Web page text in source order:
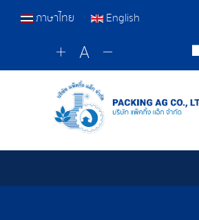
ภาษาไทย English